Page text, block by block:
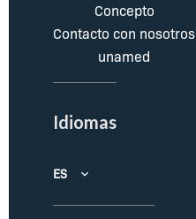
Concepto
Contacto con nosotros
unamed
Idiomas
ES